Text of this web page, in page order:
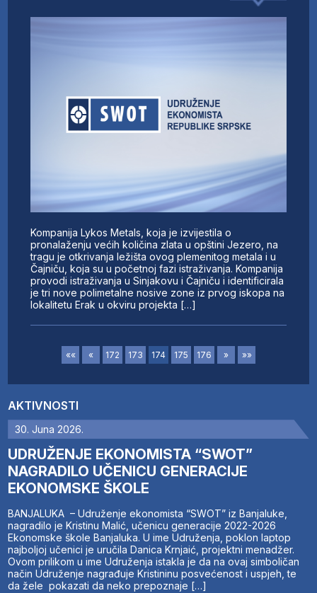
AKTIVNOSTI
30. Juna 2026.
UDRUŽENJE EKONOMISTA “SWOT”
NAGRADILO UČENICU GENERACIJE
EKONOMSKE ŠKOLE
BANJALUKA – Udruženje ekonomista “SWOT” iz Banjaluke,
nagradilo je Kristinu Malić, učenicu generacije 2022-2026
Ekonomske škole Banjaluka. U ime Udruženja, poklon laptop
najboljoj učenici je uručila Danica Krnjaić, projektni menadžer.
Ovom prilikom u ime Udruženja istakla je da na ovaj simboličan
način Udruženje nagrađuje Kristininu posvećenost i uspjeh, te
da žele pokazati da neko prepoznaje […]
Kompanija Lykos Metals, koja je izvijestila o
pronalaženju većih količina zlata u opštini Jezero, na
tragu je otkrivanja ležišta ovog plemenitog metala i u
Čajniču, koja su u početnoj fazi istraživanja. Kompanija
provodi istraživanja u Sinjakovu i Čajniču i identificirala
je tri nove polimetalne nosive zone iz prvog iskopa na
lokalitetu Erak u okviru projekta […]
«« « 172 173 174 175 176 » »»